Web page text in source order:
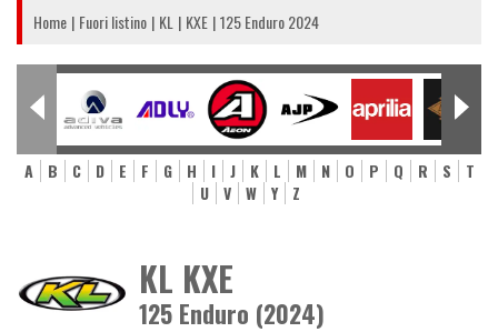
Home Fuori listino KL KXE 125 Enduro 2024
A B C D E F G H I J K L M N O P Q R S
T
U
V W Y Z
KL KXE
125 Enduro (2024)